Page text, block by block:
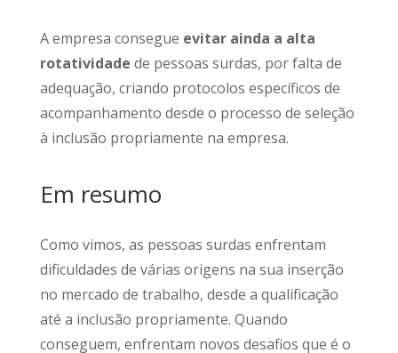
A empresa consegue evitar ainda a alta
rotatividade de pessoas surdas, por falta de
adequação, criando protocolos específicos de
acompanhamento desde o processo de seleção
à inclusão propriamente na empresa.
Em resumo
Como vimos, as pessoas surdas enfrentam
dificuldades de várias origens na sua inserção
no mercado de trabalho, desde a qualificação
até a inclusão propriamente. Quando
conseguem, enfrentam novos desafios que é o